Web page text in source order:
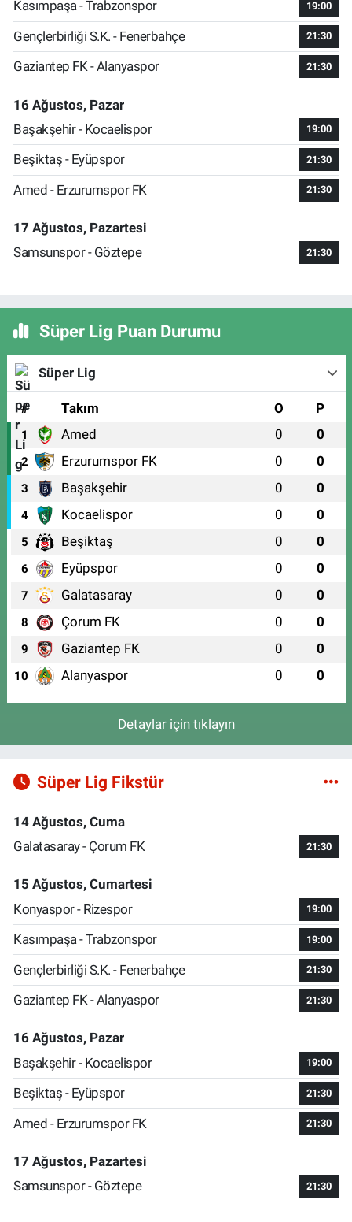
Kasımpaşa - Trabzonspor 19:00
Gençlerbirliği S.K. - Fenerbahçe 21:30
Gaziantep FK - Alanyaspor 21:30
16 Ağustos, Pazar
Başakşehir - Kocaelispor
19:00
Beşiktaş - Eyüpspor 21:30
Amed - Erzurumspor FK 21:30
17 Ağustos, Pazartesi
Samsunspor - Göztepe
21:30
Süper Lig Puan Durumu
Süper Lig
# Takım O P
1 Amed 0 0
2 Erzurumspor FK 0 0
3 Başakşehir 0 0
4 Kocaelispor 0 0
5 Beşiktaş 0 0
6 Eyüpspor 0 0
7 Galatasaray 0 0
8 Çorum FK 0 0
9 Gaziantep FK 0 0
10 Alanyaspor 0 0
Detaylar için tıklayın
Süper Lig Fikstür
14 Ağustos, Cuma
Galatasaray - Çorum FK
21:30
15 Ağustos, Cumartesi
Konyaspor - Rizespor
19:00
Kasımpaşa - Trabzonspor 19:00
Gençlerbirliği S.K. - Fenerbahçe 21:30
Gaziantep FK - Alanyaspor 21:30
16 Ağustos, Pazar
Başakşehir - Kocaelispor
19:00
Beşiktaş - Eyüpspor 21:30
Amed - Erzurumspor FK 21:30
17 Ağustos, Pazartesi
Samsunspor - Göztepe
21:30